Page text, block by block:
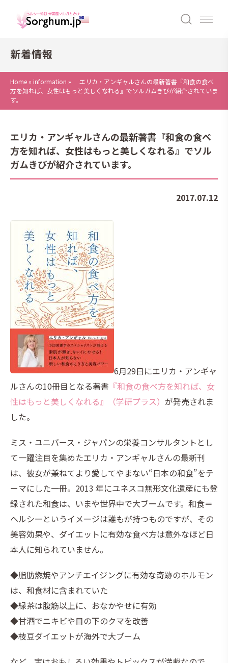
新着情報
Home » information »
エリカ・アンギャルさんの最新著書『和食の食べ
方を知れば、女性はもっと美しくなれる』でソルガムきびが紹介されていま
す。
エリカ・アンギャルさんの最新著書『和食の食べ
方を知れば、女性はもっと美しくなれる』でソル
ガムきびが紹介されています。
2017.07.12
6月29日にエリカ・アンギャ
ルさんの10冊目となる著書 『和食の食べ方を知れば、女
性はもっと美しくなれる』（学研プラス） が発売されま
した。
ミス・ユニバース・ジャパンの栄養コンサルタントとし
て一躍注目を集めたエリカ・アンギャルさんの最新刊
は、彼女が兼ねてより愛してやまない“日本の和食”をテ
ーマにした一冊。2013 年にユネスコ無形文化遺産にも登
録された和食は、いまや世界中で大ブームです。和食＝
ヘルシーというイメージは誰もが持つものですが、その
美容効果や、ダイエットに有効な食べ方は意外なほど日
本人に知られていません。
◆脂肪燃焼やアンチエイジングに有効な奇跡のホルモン
は、和食材に含まれていた
◆緑茶は腹筋以上に、おなかやせに有効
◆甘酒でニキビや目の下のクマを改善
◆枝豆ダイエットが海外で大ブーム